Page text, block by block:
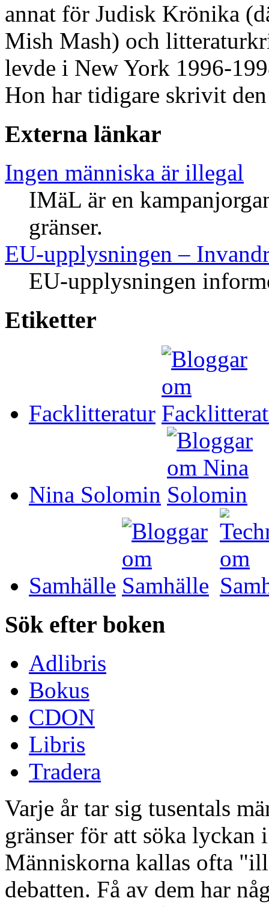
annat för Judisk Krönika
Mish Mash) och
levde i New York 1996-
Hon har tidigare skrivit
Externa länkar
Ingen människa är illegal
IMäL är en
gränser.
EU-upplysningen –
EU-upplysningen
Etiketter
Facklitteratur
Nina Solomin
Samhälle
Sök efter boken
Adlibris
Bokus
CDON
Libris
Tradera
Varje år tar sig tusentals
gränser för att söka lyckan
Människorna kallas ofta
debatten. Få av dem har